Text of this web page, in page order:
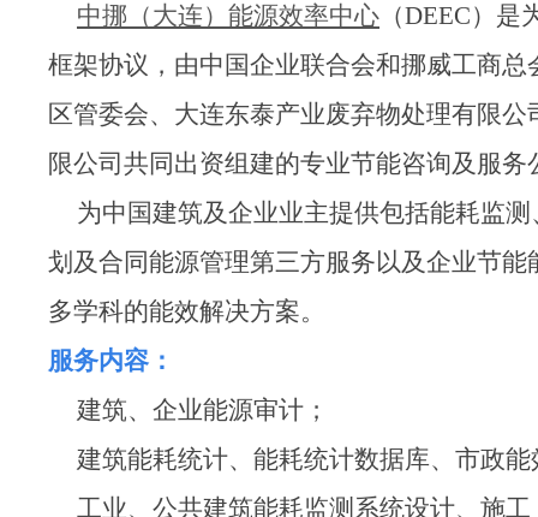
中挪（大连）能源效率中心 （DEEC）
框架协议，由中国企业联合会和挪威工商
区管委会、大连东泰产业废弃物处理有限
限公司共同出资组建的专业节能咨询及服务
为中国建筑及企业业主提供包括能耗监
划及合同能源管理第三方服务以及企业节
多学科的能效解决方案。
服务内容：
建筑、企业能源审计；
建筑能耗统计、能耗统计数据库、市政能
工业、公共建筑能耗监测系统设计、施工